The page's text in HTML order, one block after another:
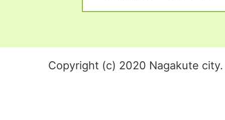
Copyright (c) 2020 Nagakute